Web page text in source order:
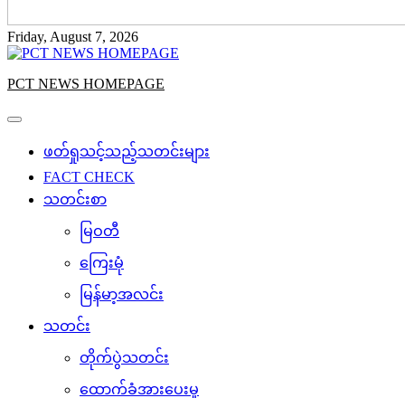
Friday, August 7, 2026
PCT NEWS HOMEPAGE
ဖတ်ရှုသင့်သည့်သတင်းများ
FACT CHECK
သတင်းစာ
မြဝတီ
ကြေးမုံ
မြန်မာ့အလင်း
သတင်း
တိုက်ပွဲသတင်း
ထောက်ခံအားပေးမှု